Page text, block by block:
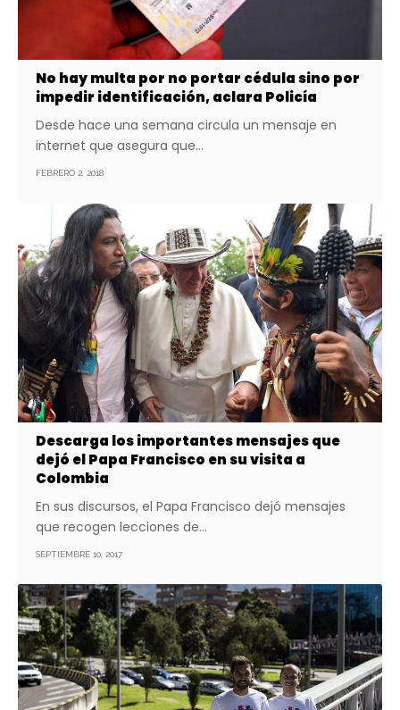
No hay multa por no portar cédula sino por
impedir identificación, aclara Policía
Desde hace una semana circula un mensaje en
internet que asegura que…
FEBRERO 2, 2018
Descarga los importantes mensajes que
dejó el Papa Francisco en su visita a
Colombia
En sus discursos, el Papa Francisco dejó mensajes
que recogen lecciones de…
SEPTIEMBRE 10, 2017